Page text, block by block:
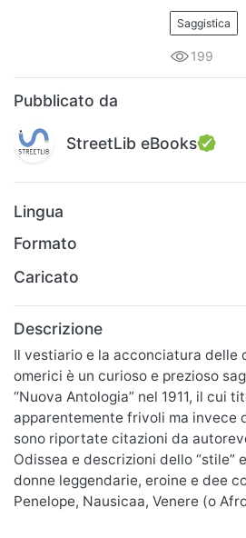
Saggistica
199
Pubblicato da
StreetLib eBooks
Lingua
Formato
Caricato
Descrizione
Il vestiario e la acconciatura delle
omerici è un curioso e prezioso
“Nuova Antologia” nel 1911, il cui
apparentemente frivoli ma invece
sono riportate citazioni da
Odissea e descrizioni dello “stile”
donne leggendarie, eroine e dee
Penelope, Nausicaa, Venere (o